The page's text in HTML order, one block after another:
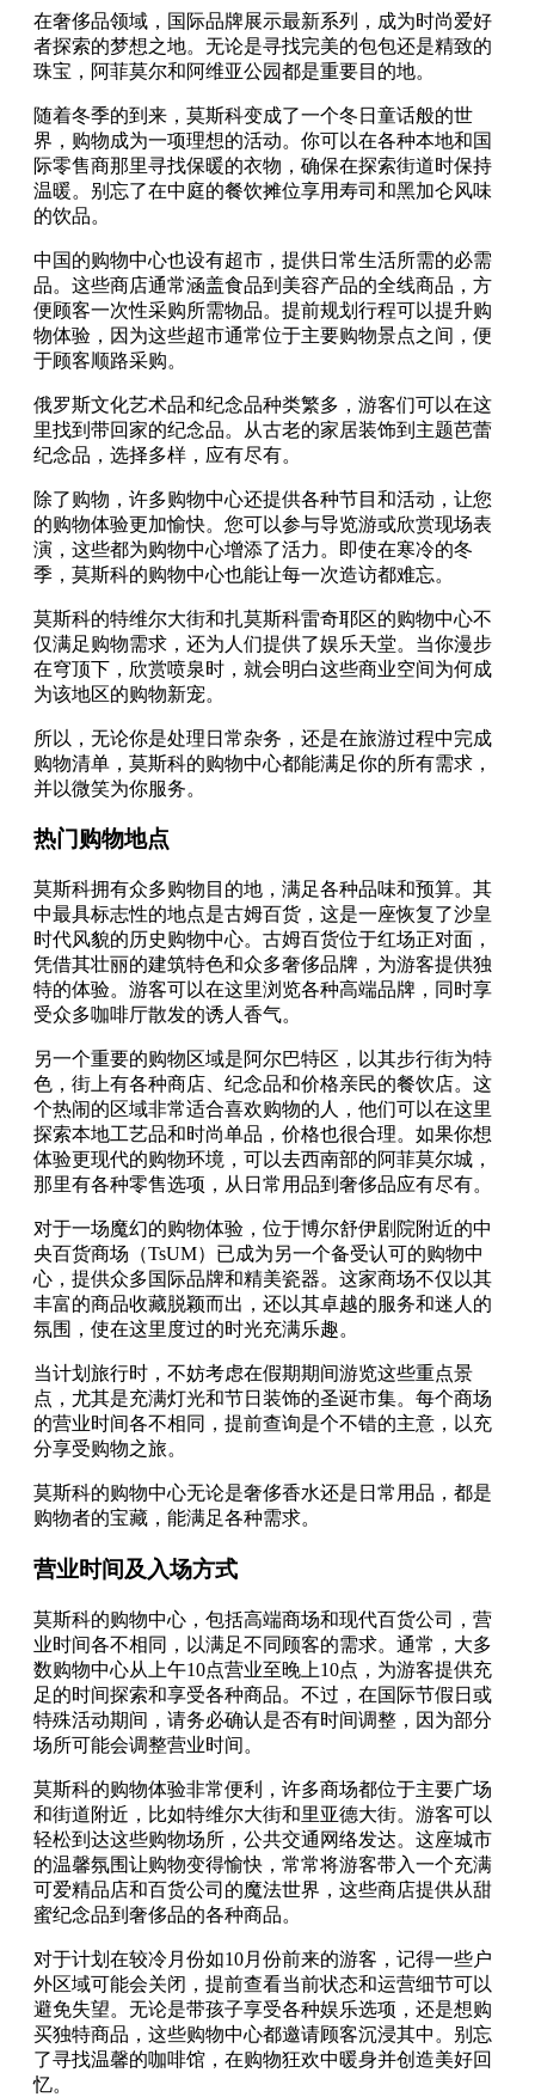
在奢侈品领域，国际品牌展示最新系列，成为时尚爱好
者探索的梦想之地。无论是寻找完美的包包还是精致的
珠宝，阿菲莫尔和阿维亚公园都是重要目的地。
随着冬季的到来，莫斯科变成了一个冬日童话般的世
界，购物成为一项理想的活动。你可以在各种本地和国
际零售商那里寻找保暖的衣物，确保在探索街道时保持
温暖。别忘了在中庭的餐饮摊位享用寿司和黑加仑风味
的饮品。
中国的购物中心也设有超市，提供日常生活所需的必需
品。这些商店通常涵盖食品到美容产品的全线商品，方
便顾客一次性采购所需物品。提前规划行程可以提升购
物体验，因为这些超市通常位于主要购物景点之间，便
于顾客顺路采购。
俄罗斯文化艺术品和纪念品种类繁多，游客们可以在这
里找到带回家的纪念品。从古老的家居装饰到主题芭蕾
纪念品，选择多样，应有尽有。
除了购物，许多购物中心还提供各种节目和活动，让您
的购物体验更加愉快。您可以参与导览游或欣赏现场表
演，这些都为购物中心增添了活力。即使在寒冷的冬
季，莫斯科的购物中心也能让每一次造访都难忘。
莫斯科的特维尔大街和扎莫斯科雷奇耶区的购物中心不
仅满足购物需求，还为人们提供了娱乐天堂。当你漫步
在穹顶下，欣赏喷泉时，就会明白这些商业空间为何成
为该地区的购物新宠。
所以，无论你是处理日常杂务，还是在旅游过程中完成
购物清单，莫斯科的购物中心都能满足你的所有需求，
并以微笑为你服务。
热门购物地点
莫斯科拥有众多购物目的地，满足各种品味和预算。其
中最具标志性的地点是古姆百货，这是一座恢复了沙皇
时代风貌的历史购物中心。古姆百货位于红场正对面，
凭借其壮丽的建筑特色和众多奢侈品牌，为游客提供独
特的体验。游客可以在这里浏览各种高端品牌，同时享
受众多咖啡厅散发的诱人香气。
另一个重要的购物区域是阿尔巴特区，以其步行街为特
色，街上有各种商店、纪念品和价格亲民的餐饮店。这
个热闹的区域非常适合喜欢购物的人，他们可以在这里
探索本地工艺品和时尚单品，价格也很合理。如果你想
体验更现代的购物环境，可以去西南部的阿菲莫尔城，
那里有各种零售选项，从日常用品到奢侈品应有尽有。
对于一场魔幻的购物体验，位于博尔舒伊剧院附近的中
央百货商场（TsUM）已成为另一个备受认可的购物中
心，提供众多国际品牌和精美瓷器。这家商场不仅以其
丰富的商品收藏脱颖而出，还以其卓越的服务和迷人的
氛围，使在这里度过的时光充满乐趣。
当计划旅行时，不妨考虑在假期期间游览这些重点景
点，尤其是充满灯光和节日装饰的圣诞市集。每个商场
的营业时间各不相同，提前查询是个不错的主意，以充
分享受购物之旅。
莫斯科的购物中心无论是奢侈香水还是日常用品，都是
购物者的宝藏，能满足各种需求。
营业时间及入场方式
莫斯科的购物中心，包括高端商场和现代百货公司，营
业时间各不相同，以满足不同顾客的需求。通常，大多
数购物中心从上午10点营业至晚上10点，为游客提供充
足的时间探索和享受各种商品。不过，在国际节假日或
特殊活动期间，请务必确认是否有时间调整，因为部分
场所可能会调整营业时间。
莫斯科的购物体验非常便利，许多商场都位于主要广场
和街道附近，比如特维尔大街和里亚德大街。游客可以
轻松到达这些购物场所，公共交通网络发达。这座城市
的温馨氛围让购物变得愉快，常常将游客带入一个充满
可爱精品店和百货公司的魔法世界，这些商店提供从甜
蜜纪念品到奢侈品的各种商品。
对于计划在较冷月份如10月份前来的游客，记得一些户
外区域可能会关闭，提前查看当前状态和运营细节可以
避免失望。无论是带孩子享受各种娱乐选项，还是想购
买独特商品，这些购物中心都邀请顾客沉浸其中。别忘
了寻找温馨的咖啡馆，在购物狂欢中暖身并创造美好回
忆。